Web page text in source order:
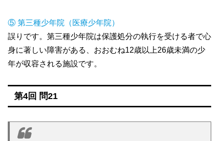
⑤ 第三種少年院（医療少年院）
誤りです。第三種少年院は保護処分の執行を受ける者で心
身に著しい障害がある、おおむね12歳以上26歳未満の少
年が収容される施設です。
第4回 問21